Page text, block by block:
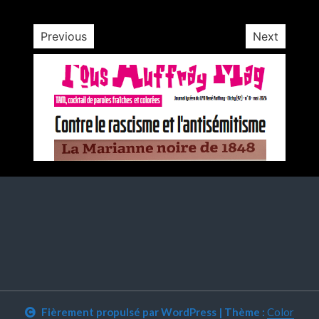
Previous Next
Fièrement propulsé par WordPress | Thème : Color